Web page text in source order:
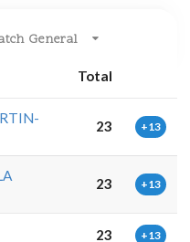
General
Total
23 +13
23 +13
23 +13